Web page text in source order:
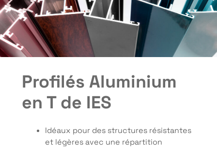
Profilés Aluminium
en T de IES
Idéaux pour des structures résistantes
et légères avec une répartition